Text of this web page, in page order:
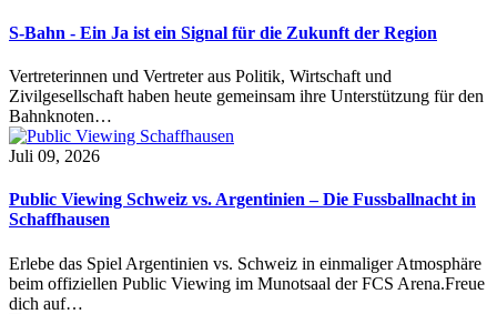
S-Bahn - Ein Ja ist ein Signal für die Zukunft der Region
Vertreterinnen und Vertreter aus Politik, Wirtschaft und
Zivilgesellschaft haben heute gemeinsam ihre Unterstützung für den
Bahnknoten…
Juli 09, 2026
Public Viewing Schweiz vs. Argentinien – Die Fussballnacht in
Schaffhausen
Erlebe das Spiel Argentinien vs. Schweiz in einmaliger Atmosphäre
beim offiziellen Public Viewing im Munotsaal der FCS Arena.Freue
dich auf…